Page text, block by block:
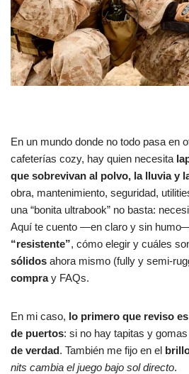
En un mundo donde no todo pasa en
cafeterías cozy, hay quien necesita
que sobrevivan al polvo, la lluvia y
obra, mantenimiento, seguridad,
una “bonita ultrabook” no basta:
Aquí te cuento —en claro y sin
“resistente”, cómo elegir y cuáles
sólidos ahora mismo (fully y semi-
compray FAQs.
En mi caso, lo primero que reviso
de puertos: si no hay tapitas y
de verdad. También me fijo en el
nits cambia el juego bajo sol directo.